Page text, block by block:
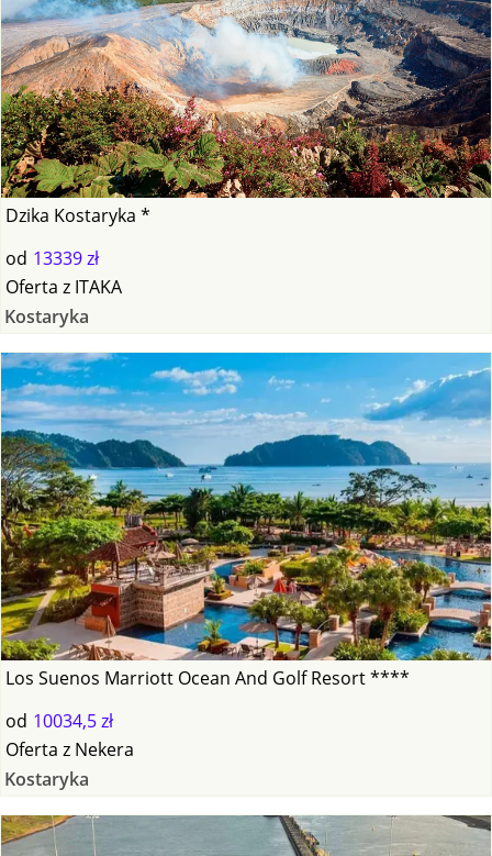
Dzika Kostaryka *
od 13339 zł
Oferta z ITAKA
Kostaryka
Los Suenos Marriott Ocean And Golf Resort ****
od 10034,5 zł
Oferta z Nekera
Kostaryka